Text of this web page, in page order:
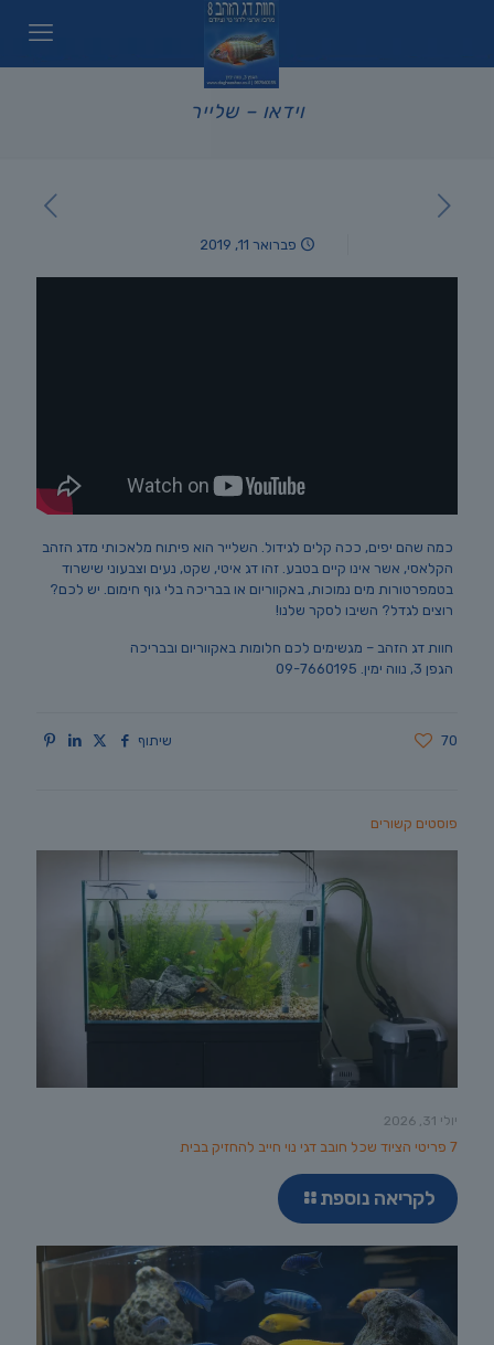
וידאו – שלייר
פברואר 11, 2019
כמה שהם יפים, ככה קלים לגידול. השלייר הוא פיתוח מלאכותי מדג הזהב
הקלאסי, אשר אינו קיים בטבע. זהו דג איטי, שקט, נעים וצבעוני שישרוד
בטמפרטורות מים נמוכות, באקווריום או בבריכה בלי גוף חימום. יש לכם?
רוצים לגדל? השיבו לסקר שלנו!
חוות דג הזהב – מגשימים לכם חלומות באקווריום ובבריכה
הגפן 3, נווה ימין. 09-7660195
שיתוף 70
פוסטים קשורים
יולי 31, 2026
7 פריטי הציוד שכל חובב דגי נוי חייב להחזיק בבית
לקריאה נוספת